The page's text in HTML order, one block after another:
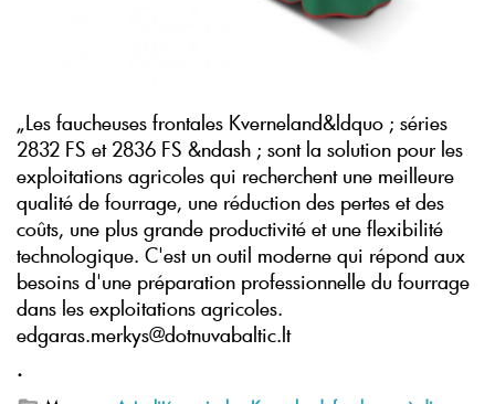
„Les faucheuses frontales Kverneland&ldquo ; séries
2832 FS et 2836 FS &ndash ; sont la solution pour les
exploitations agricoles qui recherchent une meilleure
qualité de fourrage, une réduction des pertes et des
coûts, une plus grande productivité et une flexibilité
technologique. C'est un outil moderne qui répond aux
besoins d'une préparation professionnelle du fourrage
dans les exploitations agricoles.
edgaras.merkys@dotnuvabaltic.lt
.